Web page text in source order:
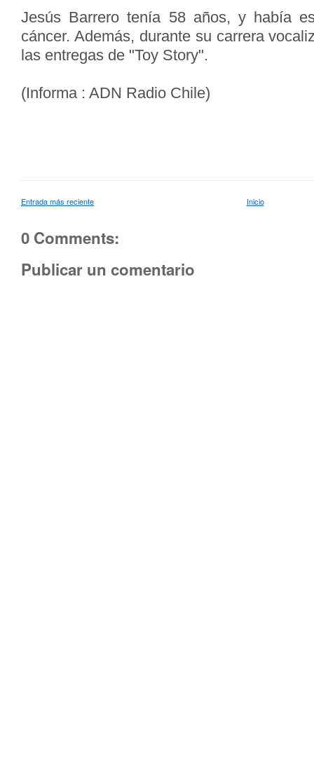
Jesús Barrero tenía 58 años, y había
cáncer. Además, durante su carrera
las entregas de "Toy Story".
(Informa : ADN Radio Chile)
Entrada más reciente Inicio
0 Comments:
Publicar un comentario